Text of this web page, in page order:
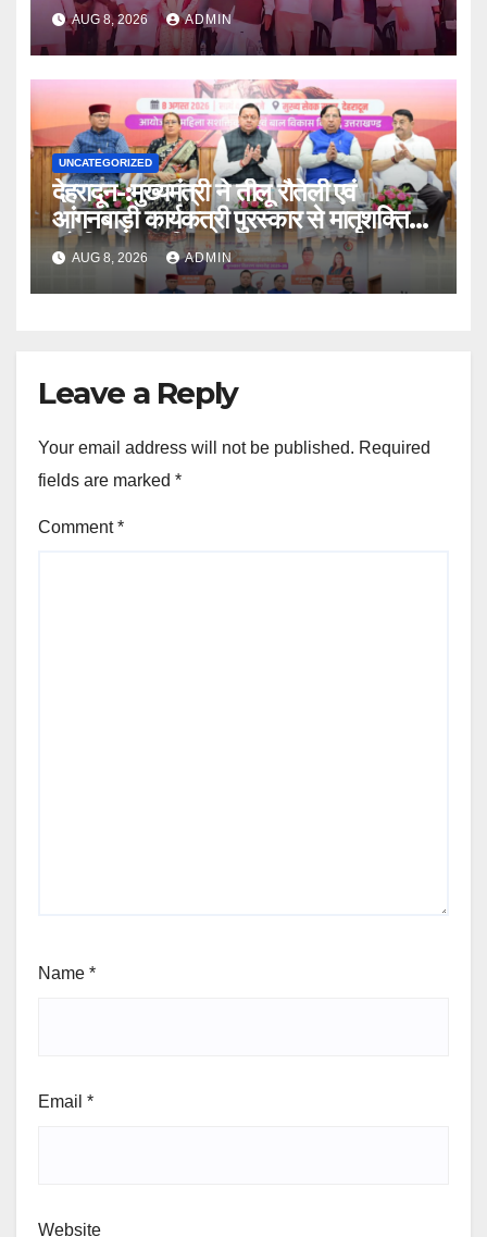
AUG 8, 2026 ADMIN
UNCATEGORIZED
देहरादून-:मुख्यमंत्री ने तीलू रौतेली एवं
आंगनबाड़ी कार्यकत्री पुरस्कार से मातृशक्ति
को किया सम्मानित
AUG 8, 2026 ADMIN
Leave a Reply
Your email address will not be published. Required
fields are marked *
Comment*
Name *
Email *
Website